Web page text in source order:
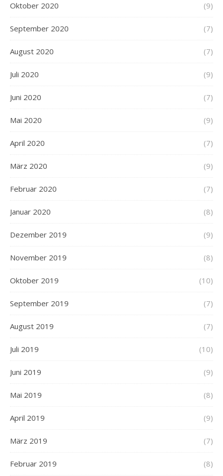
Oktober 2020 (9)
September 2020 (7)
August 2020 (7)
Juli 2020 (9)
Juni 2020 (7)
Mai 2020 (9)
April 2020 (7)
März 2020 (9)
Februar 2020 (7)
Januar 2020 (8)
Dezember 2019 (9)
November 2019 (8)
Oktober 2019 (10)
September 2019 (7)
August 2019 (7)
Juli 2019 (10)
Juni 2019 (9)
Mai 2019 (8)
April 2019 (9)
März 2019 (7)
Februar 2019 (8)